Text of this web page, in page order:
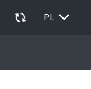
autorenew PL EXPAND_MORE